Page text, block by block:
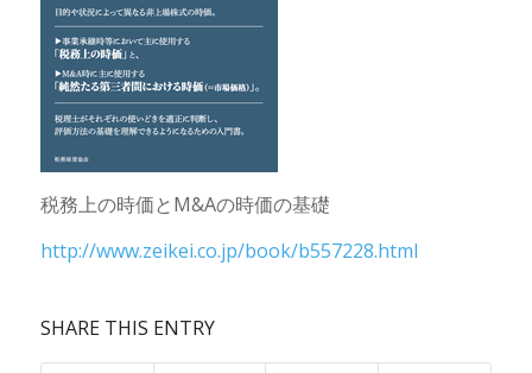
税務上の時価とM&Aの時価の基礎
http://www.zeikei.co.jp/book/b557228.html
SHARE THIS ENTRY